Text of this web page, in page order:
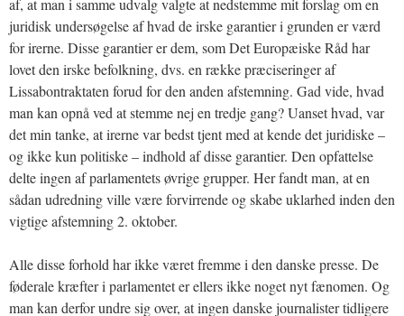
af, at man i samme udvalg valgte at nedstemme mit forslag om en
juridisk undersøgelse af hvad de irske garantier i grunden er værd
for irerne. Disse garantier er dem, som Det Europæiske Råd har
lovet den irske befolkning, dvs. en række præciseringer af
Lissabontraktaten forud for den anden afstemning. Gad vide, hvad
man kan opnå ved at stemme nej en tredje gang? Uanset hvad, var
det min tanke, at irerne var bedst tjent med at kende det juridiske –
og ikke kun politiske – indhold af disse garantier. Den opfattelse
delte ingen af parlamentets øvrige grupper. Her fandt man, at en
sådan udredning ville være forvirrende og skabe uklarhed inden den
vigtige afstemning 2. oktober.
Alle disse forhold har ikke været fremme i den danske presse. De
føderale kræfter i parlamentet er ellers ikke noget nyt fænomen. Og
man kan derfor undre sig over, at ingen danske journalister tidligere